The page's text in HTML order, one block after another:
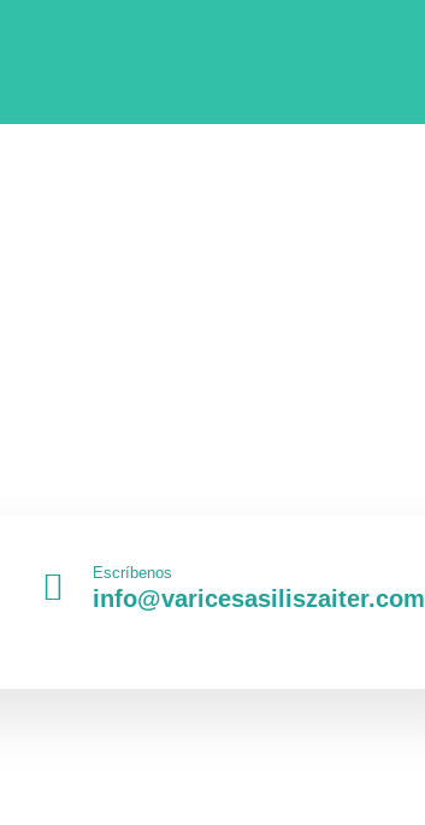
Escríbenos
info@varicesasiliszaiter.com